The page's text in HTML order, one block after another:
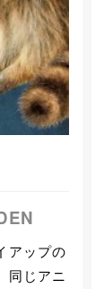
アップの
同じアニ